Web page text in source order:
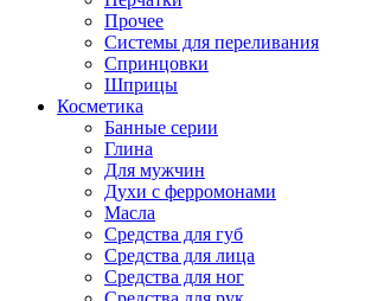
Прочее
Системы для переливания
Спринцовки
Шприцы
Косметика
Банные серии
Глина
Для мужчин
Духи с ферромонами
Масла
Средства для губ
Средства для лица
Средства для ног